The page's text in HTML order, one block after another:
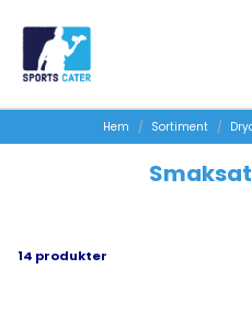
Hem Sortiment
14 produkter